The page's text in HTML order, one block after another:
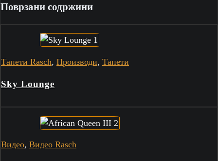
Поврзани содржини
Тапети Rasch, Производи, Тапети
Sky Lounge
Видео, Видео Rasch